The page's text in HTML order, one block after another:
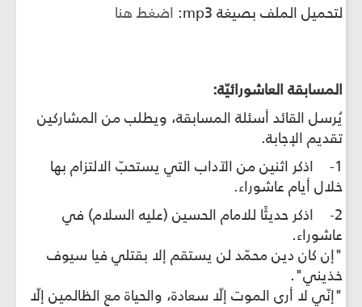
لتحميل الملف بصيغة mp3: اضغط هنا
المسابقة العاشورائيّة:
يُرسل القائد أسئلة المسابقة، ويطلب من المشاركين
تقديم الإجابة.
1- اذكر اثنين من الآداب التي يستحبّ الالتزام بها
خلال أيام عاشوراء.
2- اذكر حديثًا للامام الحسين (عليه السلام) في
عاشوراء.
"إن كان دين محمّد لن يستقم إلا بقتلي فيا سيوف
خذيني".
"إنّي لا أرى الموت إلّا سعادة، والحياة مع الظالمين إلّا